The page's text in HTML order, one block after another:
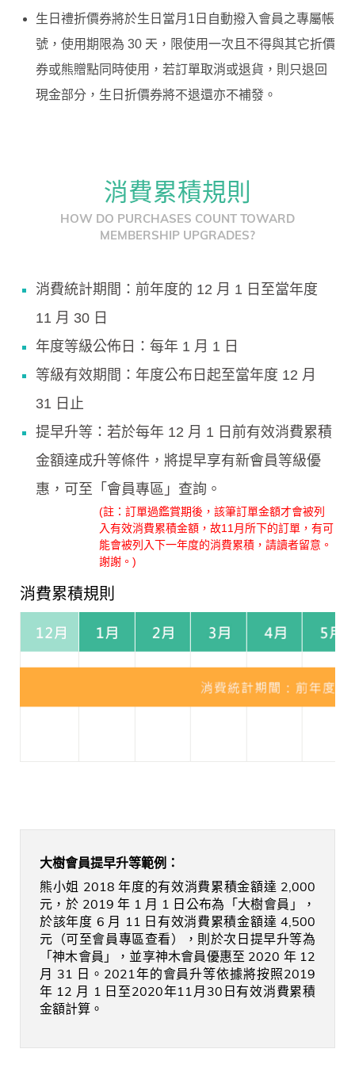
生日禮折價券將於生日當月1日自動撥入會員之專屬帳
號，使用期限為 30 天，限使用一次且不得與其它折價
券或熊贈點同時使用，若訂單取消或退貨，則只退回
現金部分，生日折價券將不退還亦不補發。
消費累積規則
HOW DO PURCHASES COUNT TOWARD
MEMBERSHIP UPGRADES?
消費統計期間：前年度的 12 月 1 日至當年度
11 月 30 日
年度等級公佈日：每年 1 月 1 日
等級有效期間：年度公布日起至當年度 12 月
31 日止
提早升等：若於每年 12 月 1 日前有效消費累積
金額達成升等條件，將提早享有新會員等級優
惠，可至「會員專區」查詢。
(註：訂單過鑑賞期後，該筆訂單金額才會被列
入有效消費累積金額，故11月所下的訂單，有可
能會被列入下一年度的消費累積，請讀者留意。
謝謝。)
消費累積規則
大樹會員提早升等範例：
熊小姐 2018 年度的有效消費累積金額達 2,000
元，於 2019 年 1 月 1 日公布為「大樹會員」，
於該年度 6 月 11 日有效消費累積金額達 4,500
元（可至會員專區查看），則於次日提早升等為
「神木會員」，並享神木會員優惠至 2020 年 12
月 31 日。2021年的會員升等依據將按照2019
年 12 月 1 日至2020年11月30日有效消費累積
金額計算。